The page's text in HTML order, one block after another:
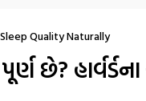
Quality Naturally
છે?